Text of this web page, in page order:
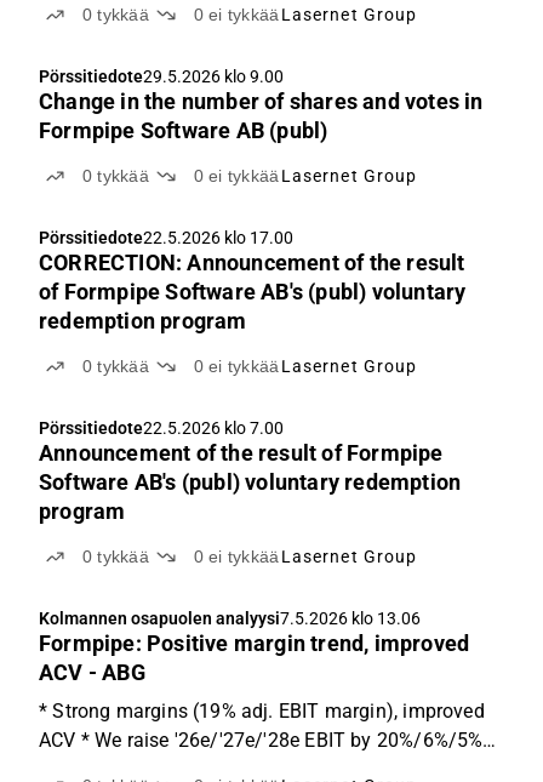
0tykkää 0ei tykkää Lasernet Group
Pörssitiedote29.5.2026 klo 9.00
Change in the number of shares and votes in
Formpipe Software AB (publ)
0tykkää 0ei tykkää Lasernet Group
Pörssitiedote22.5.2026 klo 17.00
CORRECTION: Announcement of the result
of Formpipe Software AB's (publ) voluntary
redemption program
0tykkää 0ei tykkää Lasernet Group
Pörssitiedote22.5.2026 klo 7.00
Announcement of the result of Formpipe
Software AB's (publ) voluntary redemption
program
0tykkää 0ei tykkää Lasernet Group
Kolmannen osapuolen analyysi7.5.2026 klo 13.06
Formpipe: Positive margin trend, improved
ACV - ABG
* Strong margins (19% adj. EBIT margin), improved
ACV * We raise '26e/'27e/'28e EBIT by 20%/6%/5%